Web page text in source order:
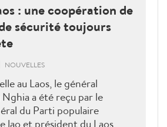
: une coopération de
sécurité toujours
NOUVELLES
au Laos, le général
a été reçu par le
du Parti populaire
lao et président du Laos,